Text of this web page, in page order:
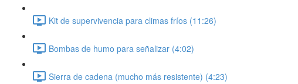
Kit de supervivencia para climas fríos (11:26)
Bombas de humo para señalizar (4:02)
Sierra de cadena (mucho más resistente) (4:23)